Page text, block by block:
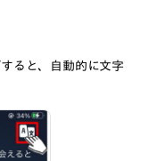
ると、自動的に文字